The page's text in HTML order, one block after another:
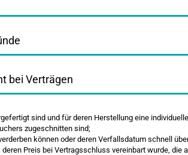
bei Verträgen
sind und für deren Herstellung eine
zugeschnitten sind;
können oder deren Verfallsdatum schnell
Preis bei Vertragsschluss vereinbart wurde,